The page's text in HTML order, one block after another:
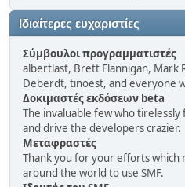
Ιδιαίτερες ευχαριστίες
Σύμβουλοι προγραμματιστές
albertlast, Brett Flannigan, Mark
Deberdt, tinoest, and everyone
Δοκιμαστές εκδόσεων beta
The invaluable few who
and drive the developers crazier.
Μεταφραστές
Thank you for your efforts which
around the world to use SMF.